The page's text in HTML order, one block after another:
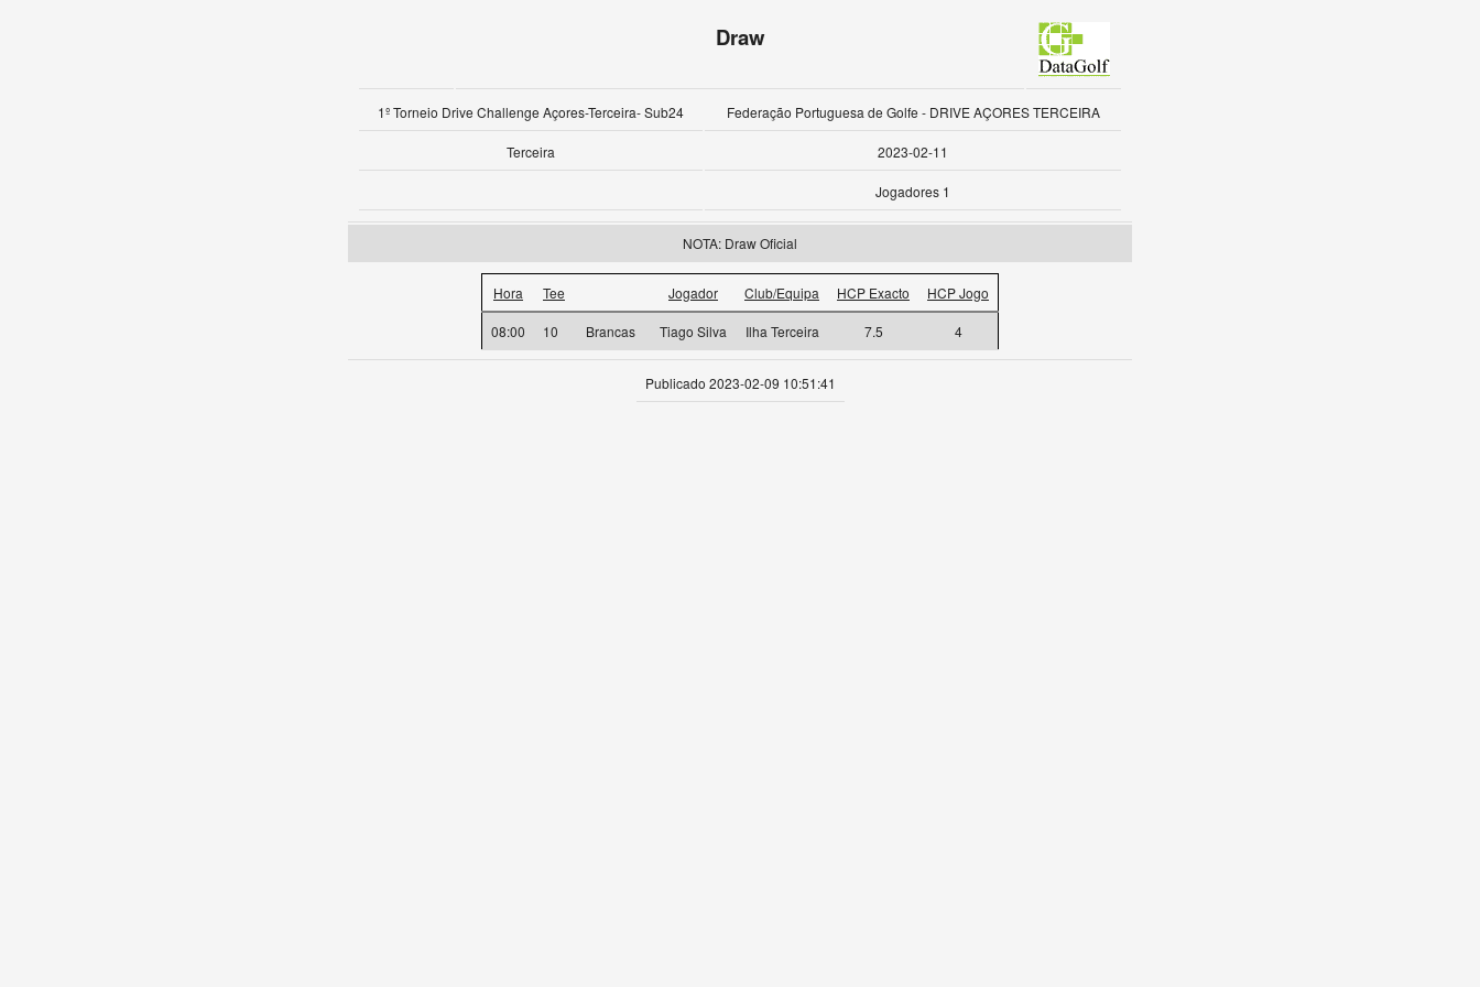
Draw
1º Torneio Drive Challenge Açores-Terceira- Sub24 Federação Portuguesa de Golfe - DRIVE AÇORES TERCEIRA
Terceira 2023-02-11
Jogadores 1
NOTA: Draw Oficial
Hora Tee Jogador Club/Equipa HCP Exacto HCP Jogo
08:00 10 Brancas Tiago Silva Ilha Terceira 7.5 4
Publicado 2023-02-09 10:51:41